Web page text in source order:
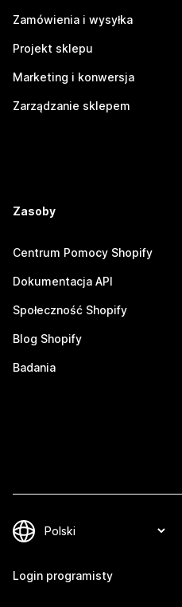
Zamówienia i wysyłka
Projekt sklepu
Marketing i konwersja
Zarządzanie sklepem
Zasoby
Centrum Pomocy Shopify
Dokumentacja API
Społeczność Shopify
Blog Shopify
Badania
Login programisty